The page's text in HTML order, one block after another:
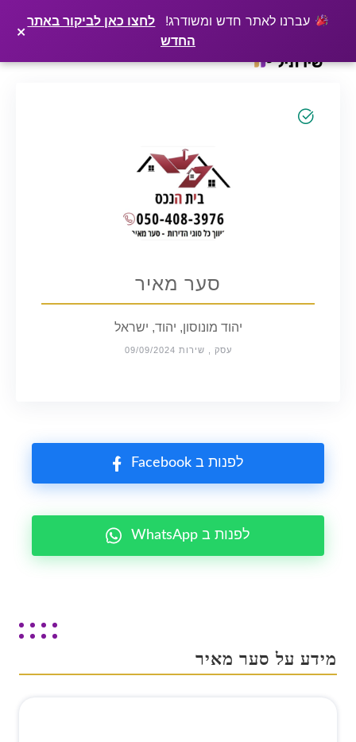
עברנו לאתר חדש ומשודרג!
לחצו כאן לביקור באתר
החדש
×
רוצים שלקוחות ימצאו אתכם בגוגל? שירתיל מפרסמת כתבה מקצועית עליכם פרסמו כתבה ←
to
סער מאיר
יהוד מונוסון, יהוד, ישראל
עסק , שירות 09/09/2024
Facebook לפנות ב
WhatsApp לפנות ב
מידע על סער מאיר